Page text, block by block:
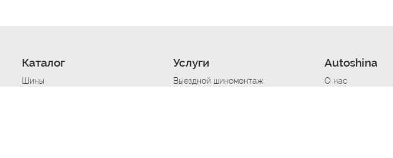
Каталог
Шины
Услуги
Выездной шиномонтаж
Autoshina
О нас